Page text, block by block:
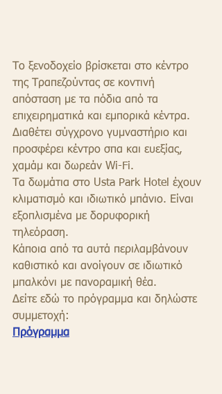
Το ξενοδοχείο βρίσκεται στο κέντρο
της Τραπεζούντας σε κοντινή
απόσταση με τα πόδια από τα
επιχειρηματικά και εμπορικά κέντρα.
Διαθέτει σύγχρονο γυμναστήριο και
προσφέρει κέντρο σπα και ευεξίας,
χαμάμ και δωρεάν Wi-Fi.
Τα δωμάτια στο Usta Park Hotel έχουν
κλιματισμό και ιδιωτικό μπάνιο. Είναι
εξοπλισμένα με δορυφορική
τηλεόραση.
Κάποια από τα αυτά περιλαμβάνουν
καθιστικό και ανοίγουν σε ιδιωτικό
μπαλκόνι με πανοραμική θέα.
Δείτε εδώ το πρόγραμμα και δηλώστε
συμμετοχή:
Πρόγραμμα